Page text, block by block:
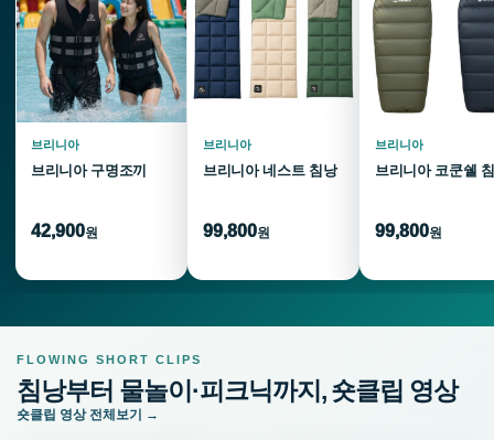
브리니아
브리니아 구명조끼
42,900원
브리니아
브리니아 네스트 침낭
99,800원
브리니아
브리니아 코쿤쉘
99,800원
FLOWING SHORT CLIPS
침낭부터 물놀이·피크닉까지, 숏클립 영상
숏클립 영상 전체보기 →